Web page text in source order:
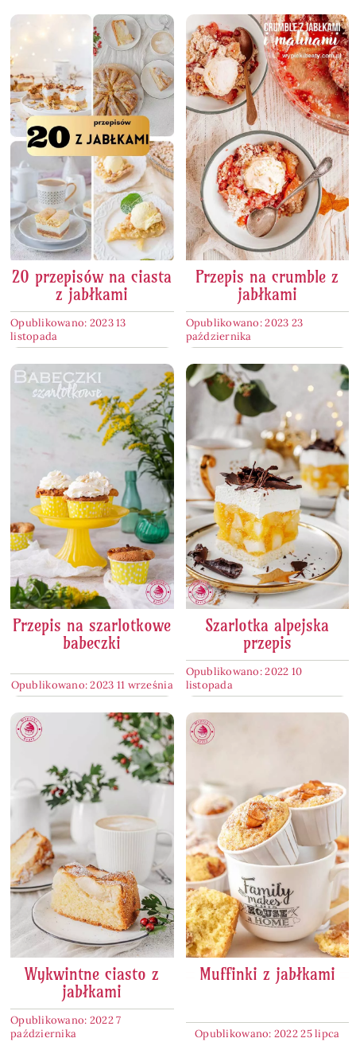
20 przepisów na ciasta
z jabłkami
Opublikowano: 2023 13
listopada
Przepis na crumble z
jabłkami
Opublikowano: 2023 23
października
Przepis na szarlotkowe
babeczki
Opublikowano: 2023 11 września
Szarlotka alpejska
przepis
Opublikowano: 2022 10
listopada
Wykwintne ciasto z
jabłkami
Opublikowano: 2022 7
października
Muffinki z jabłkami
Opublikowano: 2022 25 lipca